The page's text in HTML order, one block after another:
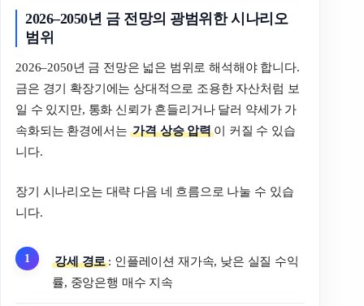
2026–2050년 금 전망의 광범위한 시나리오
범위
2026–2050년 금 전망은 넓은 범위로 해석해야 합니다.
금은 경기 확장기에는 상대적으로 조용한 자산처럼 보
일 수 있지만, 통화 신뢰가 흔들리거나 달러 약세가 가
속화되는 환경에서는가격 상승 압력이 커질 수 있습
니다.
장기 시나리오는 대략 다음 네 흐름으로 나눌 수 있습
니다.
강세 경로 : 인플레이션 재가속, 낮은 실질 수익
률, 중앙은행 매수 지속